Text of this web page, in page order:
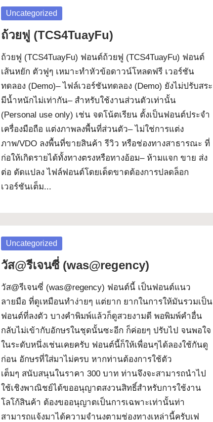
Posted
Uncategorized
ถ้วยฟู (TCS4TuayFu)
ถ้วยฟู (TCS4TuayFu) ฟอนต์ถ้วยฟู (TCS4TuayFu) ฟอนต์
เส้นหยัก ตัวฟูๆ เหมาะทำหัวข้อดาวน์โหลดฟรี เวอร์ชัน
ทดลอง (Demo)– ไฟล์เวอร์ชันทดลอง (Demo) ยังไม่ปรับสระ
มีน้ำหนักไม่เท่ากัน– สำหรับใช้งานส่วนตัวเท่านั้น
(Personal use only) เช่น จดโน้ตเรียน ตั้งเป็นฟอนต์ประจำ
เครื่องมือถือ แต่งภาพลงพื้นที่ส่วนตัว– ไม่ใช่การแต่ง
ภาพ/VDO ลงพื้นที่ขายสินค้า รีวิว หรือช่องทางสาธารณะ ที่
ก่อให้เกิดรายได้ทั้งทางตรงหรือทางอ้อม– ห้ามแจก ขาย ส่ง
ต่อ ดัดแปลง ไฟล์ฟอนต์โดยเด็ดขาดต้องการปลดล็อก
เวอร์ชันเต็ม...
Posted
Uncategorized
วัส@รีเจนซี่ (was@regency)
วัส@รีเจนซี่ (was@regency) ฟอนต์นี้ เป็นฟอนต์แนว
ลายมือ ที่ดูเหมือนทำง่ายๆ แต่ยาก ยากในการให้มันรวมเป็น
ฟอนต์ที่ลงตัว บางคำพิมพ์แล้วก็ดูสวยงามดี พอพิมพ์คำอื่น
กลับไม่เข้ากับอักษรในชุดนั้นซะอีก ก็ค่อยๆ ปรับไป จนพอใจ
ในระดับหนึ่งเช่นเคยครับ ฟอนต์นี้ก็ให้เพื่อนๆได้ลองใช้กันดู
ก่อน อักษรที่ใส่มาไม่ครบ หากท่านต้องการใช้ตัว
เต็มๆ สนับสนุนในราคา 300 บาท ท่านจึงจะสามารถนำไป
ใช้เชิงพาณิชย์ได้ขออนุญาตสงวนสิทธิ์สำหรับการใช้งาน
โลโก้สินค้า ต้องขออนุญาตเป็นการเฉพาะเท่านั้นท่า
สามารถแจ้งมาได้ความจำนงตามช่องทางเหล่านี้ครับเฟ